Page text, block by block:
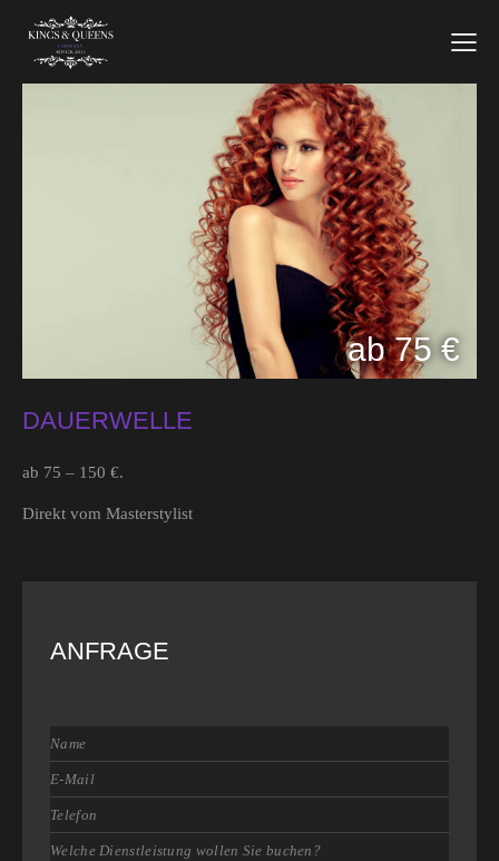
ab 75 €
DAUERWELLE
ab 75 – 150 €.
Direkt vom Masterstylist
ANFRAGE